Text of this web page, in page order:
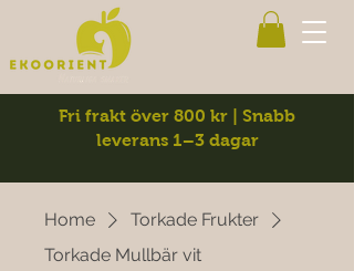
Fri frakt över 800 kr | Snabb
leverans 1–3 dagar
Home
Torkade Frukter
Torkade Mullbär vit